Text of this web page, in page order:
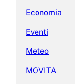
Economia
Eventi
Meteo
MOVITA